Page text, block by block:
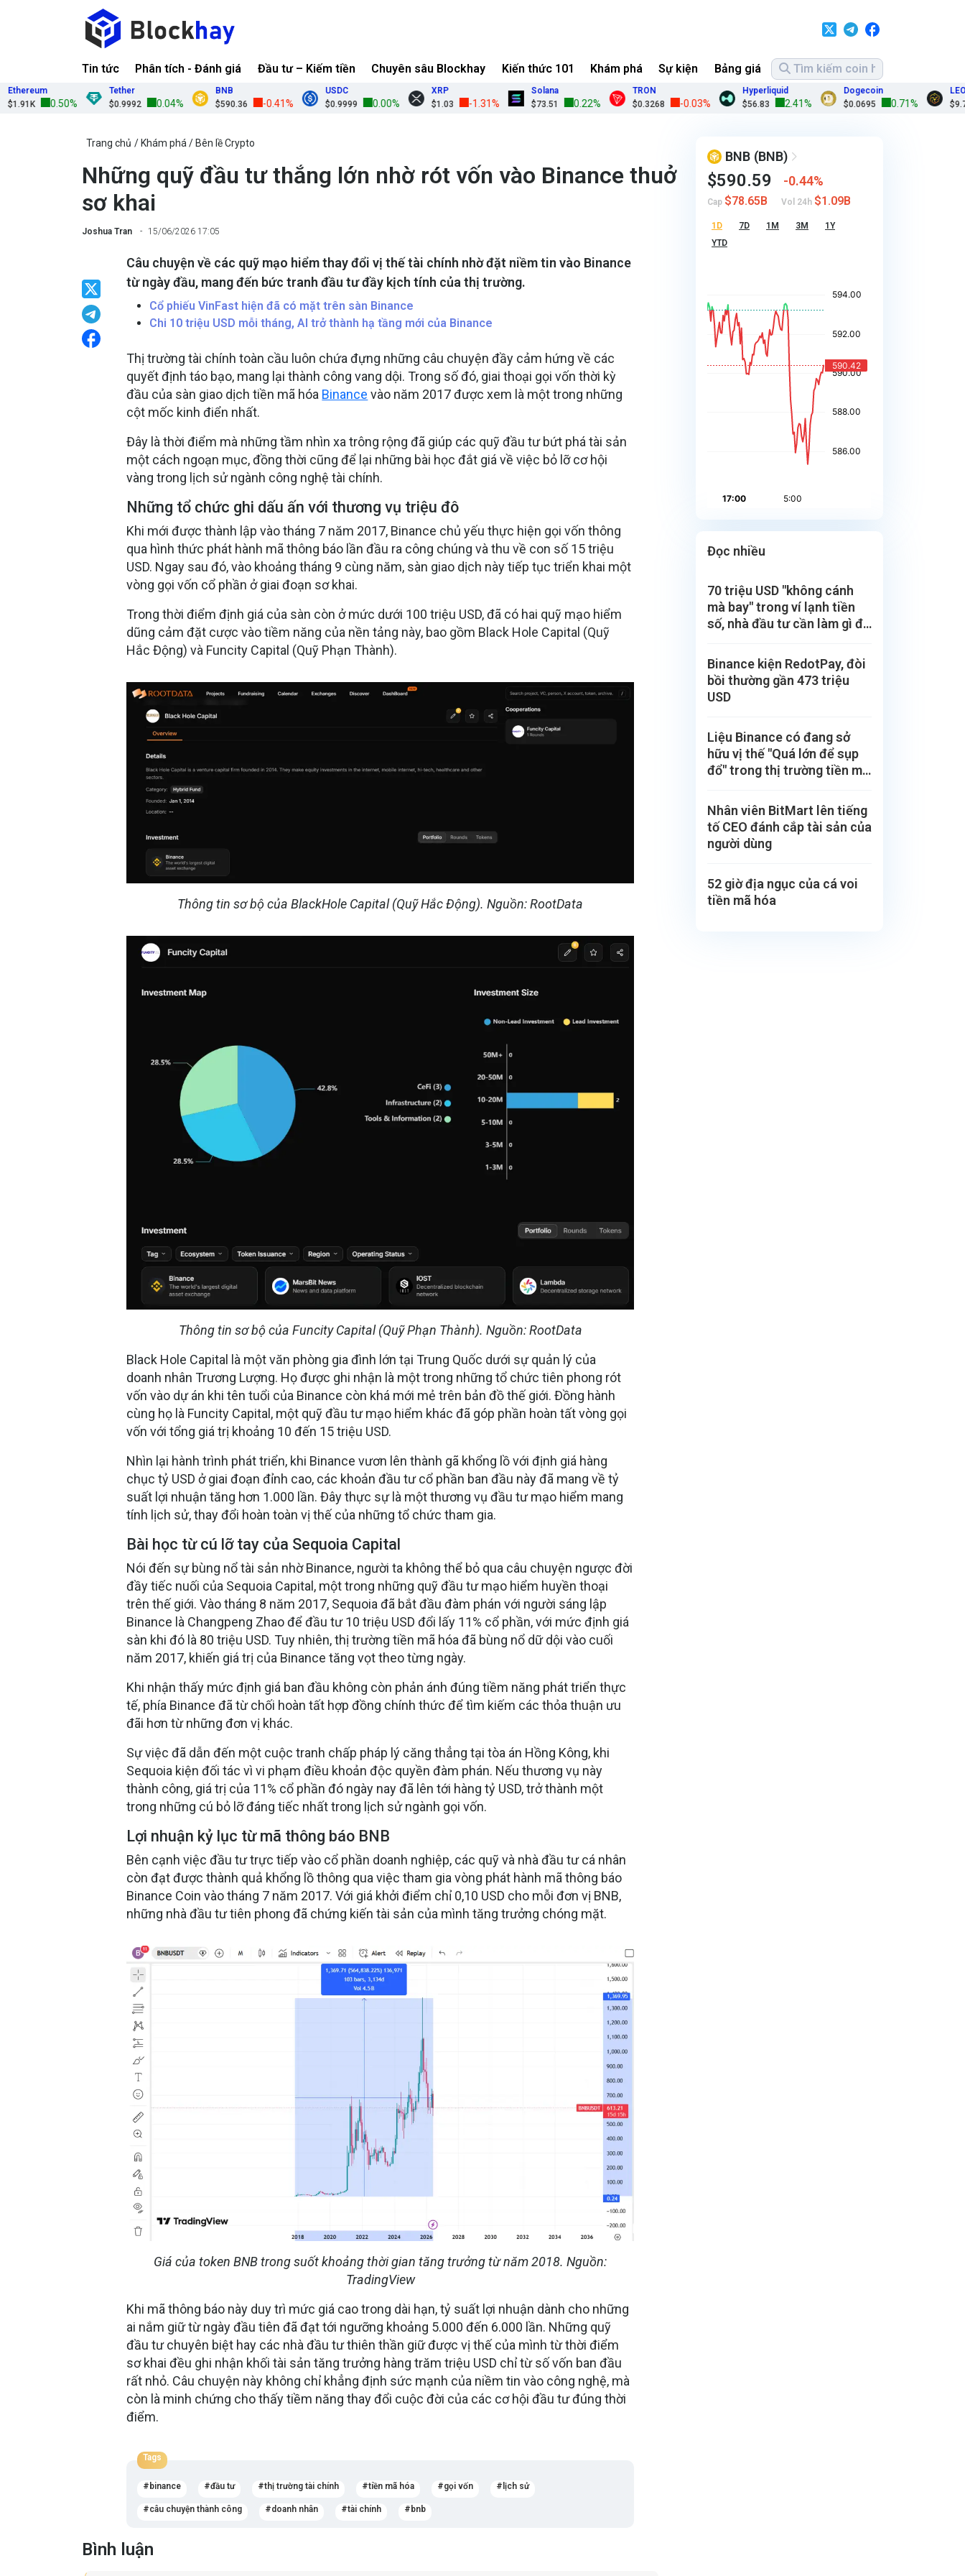
Tin tức Phân tích - Đánh giá Đầu tư – Kiếm tiền Chuyên sâu Blockhay Kiến thức 101 Khám phá Sự kiện Bảng giá
0.50%
Tether
$0.9992
0.04%
BNB
$590.36
-0.41%
USDC
$0.9999
0.00%
XRP
$1.03
-1.31%
Solana
$73.51
0.22%
TRON
$0.3268
-0.03%
Hyperliquid
$56.83
2.41%
Dogecoin
$0.0695
0.71%
LEO
$9.77
Trang chủ Khám phá Bên lề Crypto
Những quỹ đầu tư thắng lớn nhờ rót vốn vào Binance thuở
sơ khai
Joshua Tran 15/06/2026 17:05
Câu chuyện về các quỹ mạo hiểm thay đổi vị thế tài chính nhờ đặt niềm tin vào Binance
từ ngày đầu, mang đến bức tranh đầu tư đầy kịch tính của thị trường.
Cổ phiếu VinFast hiện đã có mặt trên sàn Binance
Chi 10 triệu USD mỗi tháng, AI trở thành hạ tầng mới của Binance
Thị trường tài chính toàn cầu luôn chứa đựng những câu chuyện đầy cảm hứng về các
quyết định táo bạo, mang lại thành công vang dội. Trong số đó, giai thoại gọi vốn thời kỳ
đầu của sàn giao dịch tiền mã hóa Binance vào năm 2017 được xem là một trong những
cột mốc kinh điển nhất.
Đây là thời điểm mà những tầm nhìn xa trông rộng đã giúp các quỹ đầu tư bứt phá tài sản
một cách ngoạn mục, đồng thời cũng để lại những bài học đắt giá về việc bỏ lỡ cơ hội
vàng trong lịch sử ngành công nghệ tài chính.
Những tổ chức ghi dấu ấn với thương vụ triệu đô
Khi mới được thành lập vào tháng 7 năm 2017, Binance chủ yếu thực hiện gọi vốn thông
qua hình thức phát hành mã thông báo lần đầu ra công chúng và thu về con số 15 triệu
USD. Ngay sau đó, vào khoảng tháng 9 cùng năm, sàn giao dịch này tiếp tục triển khai một
vòng gọi vốn cổ phần ở giai đoạn sơ khai.
Trong thời điểm định giá của sàn còn ở mức dưới 100 triệu USD, đã có hai quỹ mạo hiểm
dũng cảm đặt cược vào tiềm năng của nền tảng này, bao gồm Black Hole Capital (Quỹ
Hắc Động) và Funcity Capital (Quỹ Phạn Thành).
Thông tin sơ bộ của BlackHole Capital (Quỹ Hắc Động). Nguồn: RootData
Thông tin sơ bộ của Funcity Capital (Quỹ Phạn Thành). Nguồn: RootData
Black Hole Capital là một văn phòng gia đình lớn tại Trung Quốc dưới sự quản lý của
doanh nhân Trương Lượng. Họ được ghi nhận là một trong những tổ chức tiên phong rót
vốn vào dự án khi tên tuổi của Binance còn khá mới mẻ trên bản đồ thế giới. Đồng hành
cùng họ là Funcity Capital, một quỹ đầu tư mạo hiểm khác đã góp phần hoàn tất vòng gọi
vốn với tổng giá trị khoảng 10 đến 15 triệu USD.
Nhìn lại hành trình phát triển, khi Binance vươn lên thành gã khổng lồ với định giá hàng
chục tỷ USD ở giai đoạn đỉnh cao, các khoản đầu tư cổ phần ban đầu này đã mang về tỷ
suất lợi nhuận tăng hơn 1.000 lần. Đây thực sự là một thương vụ đầu tư mạo hiểm mang
tính lịch sử, thay đổi hoàn toàn vị thế của những tổ chức tham gia.
Bài học từ cú lỡ tay của Sequoia Capital
Nói đến sự bùng nổ tài sản nhờ Binance, người ta không thể bỏ qua câu chuyện ngược đời
đầy tiếc nuối của Sequoia Capital, một trong những quỹ đầu tư mạo hiểm huyền thoại
trên thế giới. Vào tháng 8 năm 2017, Sequoia đã bắt đầu đàm phán với người sáng lập
Binance là Changpeng Zhao để đầu tư 10 triệu USD đổi lấy 11% cổ phần, với mức định giá
sàn khi đó là 80 triệu USD. Tuy nhiên, thị trường tiền mã hóa đã bùng nổ dữ dội vào cuối
năm 2017, khiến giá trị của Binance tăng vọt theo từng ngày.
Khi nhận thấy mức định giá ban đầu không còn phản ánh đúng tiềm năng phát triển thực
tế, phía Binance đã từ chối hoàn tất hợp đồng chính thức để tìm kiếm các thỏa thuận ưu
đãi hơn từ những đơn vị khác.
Sự việc đã dẫn đến một cuộc tranh chấp pháp lý căng thẳng tại tòa án Hồng Kông, khi
Sequoia kiện đối tác vì vi phạm điều khoản độc quyền đàm phán. Nếu thương vụ này
thành công, giá trị của 11% cổ phần đó ngày nay đã lên tới hàng tỷ USD, trở thành một
trong những cú bỏ lỡ đáng tiếc nhất trong lịch sử ngành gọi vốn.
Lợi nhuận kỷ lục từ mã thông báo BNB
Bên cạnh việc đầu tư trực tiếp vào cổ phần doanh nghiệp, các quỹ và nhà đầu tư cá nhân
còn đạt được thành quả khổng lồ thông qua việc tham gia vòng phát hành mã thông báo
Binance Coin vào tháng 7 năm 2017. Với giá khởi điểm chỉ 0,10 USD cho mỗi đơn vị BNB,
những nhà đầu tư tiên phong đã chứng kiến tài sản của mình tăng trưởng chóng mặt.
Giá của token BNB trong suốt khoảng thời gian tăng trưởng từ năm 2018. Nguồn:
TradingView
Khi mã thông báo này duy trì mức giá cao trong dài hạn, tỷ suất lợi nhuận dành cho những
ai nắm giữ từ ngày đầu tiên đã đạt tới ngưỡng khoảng 5.000 đến 6.000 lần. Những quỹ
đầu tư chuyên biệt hay các nhà đầu tư thiên thần giữ được vị thế của mình từ thời điểm
sơ khai đều ghi nhận khối tài sản tăng trưởng hàng trăm triệu USD chỉ từ số vốn ban đầu
rất nhỏ. Câu chuyện này không chỉ khẳng định sức mạnh của niềm tin vào công nghệ, mà
còn là minh chứng cho thấy tiềm năng thay đổi cuộc đời của các cơ hội đầu tư đúng thời
điểm.
Tags
binance đầu tư thị trường tài chính tiền mã hóa gọi vốn lịch sử
câu chuyện thành công doanh nhân tài chính bnb
Bình luận
BNB (BNB)
$590.59 0.44%
Cap $78.65B Vol 24h $1.09B
1D 7D 1M 3M
1Y
YTD
Đọc nhiều
70 triệu USD "không cánh
mà bay" trong ví lạnh tiền
số, nhà đầu tư cần làm gì để
Binance kiện RedotPay, đòi
bồi thường gần 473 triệu
USD
Liệu Binance có đang sở
hữu vị thế "Quá lớn để sụp
đổ" trong thị trường tiền mã
Nhân viên BitMart lên tiếng
tố CEO đánh cắp tài sản của
người dùng
52 giờ địa ngục của cá voi
tiền mã hóa